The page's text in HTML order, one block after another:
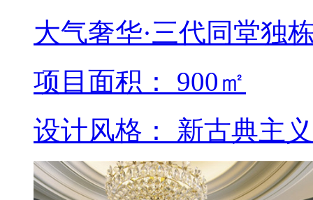
大气奢华·三代同堂独
项目面积： 900㎡
设计风格： 新古典主